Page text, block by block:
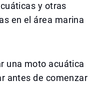
y otras
en el área marina
una moto acuática
antes de comenzar